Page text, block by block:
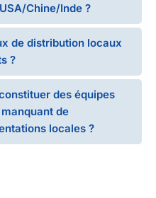
Chine/Inde ?
de distribution locaux
?
des équipes
de
locales ?